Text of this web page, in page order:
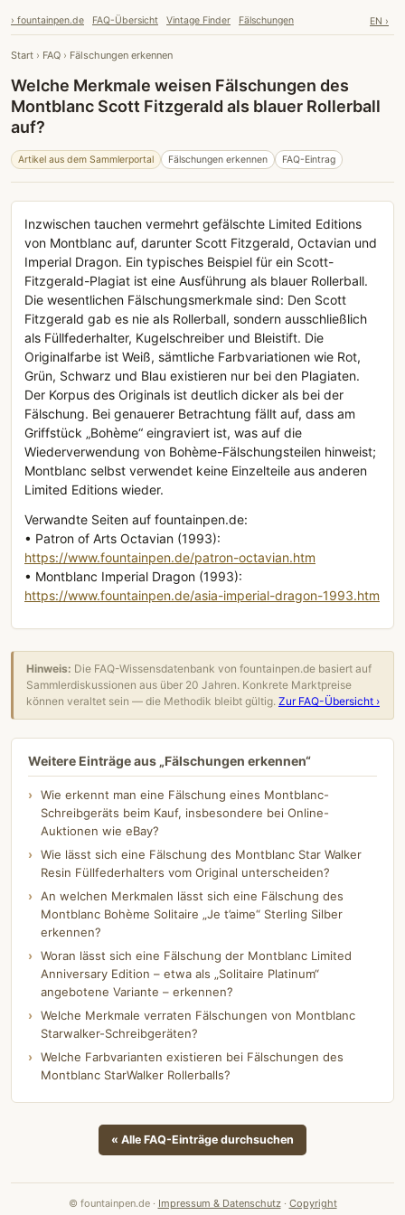
› fountainpen.de FAQ-Übersicht Vintage Finder Fälschungen EN ›
Start › FAQ › Fälschungen erkennen
Welche Merkmale weisen Fälschungen des
Montblanc Scott Fitzgerald als blauer Rollerball
auf?
Artikel aus dem Sammlerportal Fälschungen erkennen FAQ-Eintrag
Inzwischen tauchen vermehrt gefälschte Limited Editions
von Montblanc auf, darunter Scott Fitzgerald, Octavian und
Imperial Dragon. Ein typisches Beispiel für ein Scott-
Fitzgerald-Plagiat ist eine Ausführung als blauer Rollerball.
Die wesentlichen Fälschungsmerkmale sind: Den Scott
Fitzgerald gab es nie als Rollerball, sondern ausschließlich
als Füllfederhalter, Kugelschreiber und Bleistift. Die
Originalfarbe ist Weiß, sämtliche Farbvariationen wie Rot,
Grün, Schwarz und Blau existieren nur bei den Plagiaten.
Der Korpus des Originals ist deutlich dicker als bei der
Fälschung. Bei genauerer Betrachtung fällt auf, dass am
Griffstück „Bohème“ eingraviert ist, was auf die
Wiederverwendung von Bohème-Fälschungsteilen hinweist;
Montblanc selbst verwendet keine Einzelteile aus anderen
Limited Editions wieder.
Verwandte Seiten auf fountainpen.de:
• Patron of Arts Octavian (1993):
https://www.fountainpen.de/patron-octavian.htm
• Montblanc Imperial Dragon (1993):
https://www.fountainpen.de/asia-imperial-dragon-1993.htm
Hinweis: Die FAQ-Wissensdatenbank von fountainpen.de basiert auf
Sammlerdiskussionen aus über 20 Jahren. Konkrete Marktpreise
können veraltet sein — die Methodik bleibt gültig. Zur FAQ-Übersicht ›
Weitere Einträge aus „Fälschungen erkennen“
Wie erkennt man eine Fälschung eines Montblanc-
Schreibgeräts beim Kauf, insbesondere bei Online-
Auktionen wie eBay?
Wie lässt sich eine Fälschung des Montblanc Star Walker
Resin Füllfederhalters vom Original unterscheiden?
An welchen Merkmalen lässt sich eine Fälschung des
Montblanc Bohème Solitaire „Je t’aime“ Sterling Silber
erkennen?
Woran lässt sich eine Fälschung der Montblanc Limited
Anniversary Edition – etwa als „Solitaire Platinum“
angebotene Variante – erkennen?
Welche Merkmale verraten Fälschungen von Montblanc
Starwalker-Schreibgeräten?
Welche Farbvarianten existieren bei Fälschungen des
Montblanc StarWalker Rollerballs?
« Alle FAQ-Einträge durchsuchen
© fountainpen.de · Impressum & Datenschutz· Copyright